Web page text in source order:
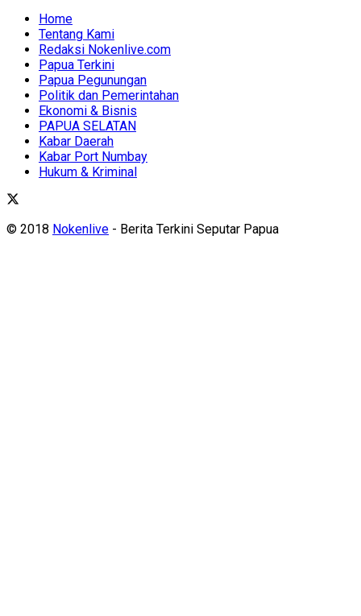
Home
Tentang Kami
Redaksi Nokenlive.com
Papua Terkini
Papua Pegunungan
Politik dan Pemerintahan
Ekonomi & Bisnis
PAPUA SELATAN
Kabar Daerah
Kabar Port Numbay
Hukum & Kriminal
© 2018 Nokenlive - Berita Terkini Seputar Papua